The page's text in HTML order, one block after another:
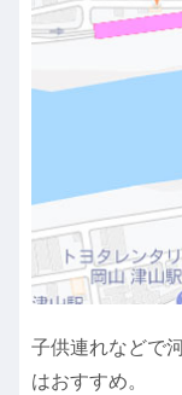
子供連れなどで
はおすすめ。